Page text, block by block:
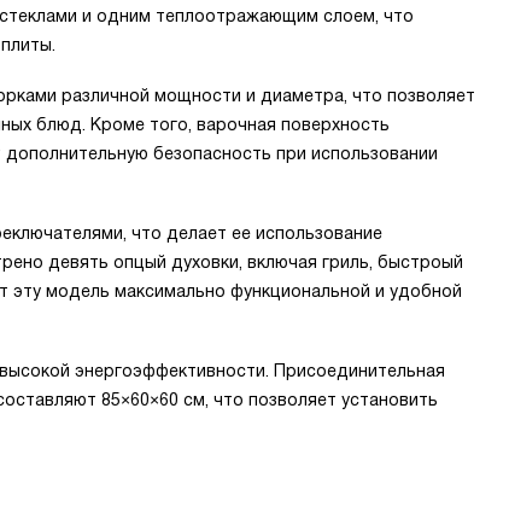
и одним теплоотражающим слоем, что
различной мощности и диаметра, что позволяет
блюд. Кроме того, варочная поверхность
безопасность при использовании
что делает ее использование
девять опцый духовки, включая гриль, быстроый
эту модель максимально функциональной и удобной
энергоэффективности. Присоединительная
85×60×60 см, что позволяет установить